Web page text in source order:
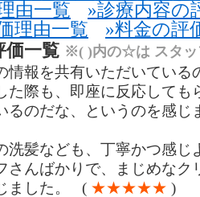
由一覧
»診療内容の
理由一覧
»料金の評
価一覧 ※( )内の☆は スタッ
情報を共有いただいている
た際も、即座に反応しても
るのだな、というのを感じ
洗髪なども、丁寧かつ感じ
さんばかりで、まじめなク
ました。 ( ★★★★★ )